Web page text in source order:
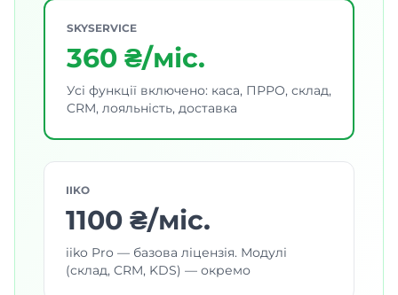
SKYSERVICE
360 ₴/міс.
Усі функції включено: каса, ПРРО, склад,
CRM, лояльність, доставка
IIKO
1100 ₴/міс.
iiko Pro — базова ліцензія. Модулі
(склад, CRM, KDS) — окремо